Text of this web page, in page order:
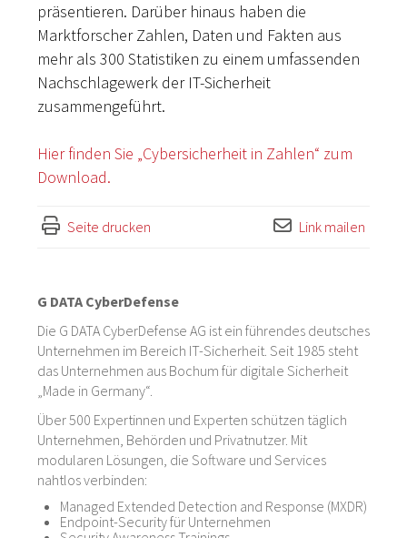
präsentieren. Darüber hinaus haben die
Marktforscher Zahlen, Daten und Fakten aus
mehr als 300 Statistiken zu einem umfassenden
Nachschlagewerk der IT-Sicherheit
zusammengeführt.
Hier finden Sie „Cybersicherheit in Zahlen“ zum
Download.
Seite drucken Link mailen
G DATA CyberDefense
Die G DATA CyberDefense AG ist ein führendes deutsches
Unternehmen im Bereich IT-Sicherheit. Seit 1985 steht
das Unternehmen aus Bochum für digitale Sicherheit
„Made in Germany“.
Über 500 Expertinnen und Experten schützen täglich
Unternehmen, Behörden und Privatnutzer. Mit
modularen Lösungen, die Software und Services
nahtlos verbinden:
Managed Extended Detection and Response (MXDR)
Endpoint-Security für Unternehmen